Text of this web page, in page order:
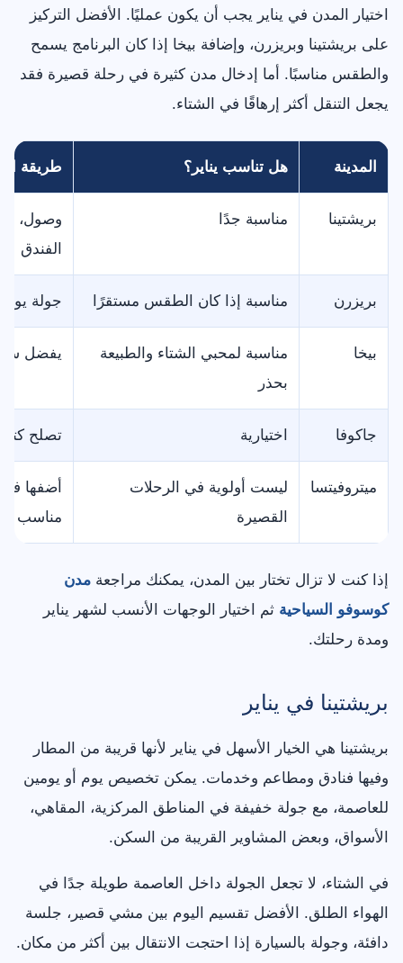
اختيار المدن في يناير يجب أن يكون عمليًا. الأفضل التركيز
على بريشتينا وبريزرن، وإضافة بيخا إذا كان البرنامج يسمح
والطقس مناسبًا. أما إدخال مدن كثيرة في رحلة قصيرة فقد
يجعل التنقل أكثر إرهاقًا في الشتاء.
المدينة هل تناسب يناير؟ طريقة
بريشتينا مناسبة جدًا
وصول،
الفندق
بريزرن مناسبة إذا كان الطقس مستقرًا جولة
بيخا
مناسبة لمحبي الشتاء والطبيعة
بحذر
يفضل
جاكوفا اختيارية تصلح
ميتروفيتسا
ليست أولوية في الرحلات
القصيرة
أضفها
مناسب
إذا كنت لا تزال تختار بين المدن، يمكنك مراجعة مدن
كوسوفو السياحية ثم اختيار الوجهات الأنسب لشهر يناير
ومدة رحلتك.
بريشتينا في يناير
بريشتينا هي الخيار الأسهل في يناير لأنها قريبة من المطار
وفيها فنادق ومطاعم وخدمات. يمكن تخصيص يوم أو يومين
للعاصمة، مع جولة خفيفة في المناطق المركزية، المقاهي،
الأسواق، وبعض المشاوير القريبة من السكن.
في الشتاء، لا تجعل الجولة داخل العاصمة طويلة جدًا في
الهواء الطلق. الأفضل تقسيم اليوم بين مشي قصير، جلسة
دافئة، وجولة بالسيارة إذا احتجت الانتقال بين أكثر من مكان.